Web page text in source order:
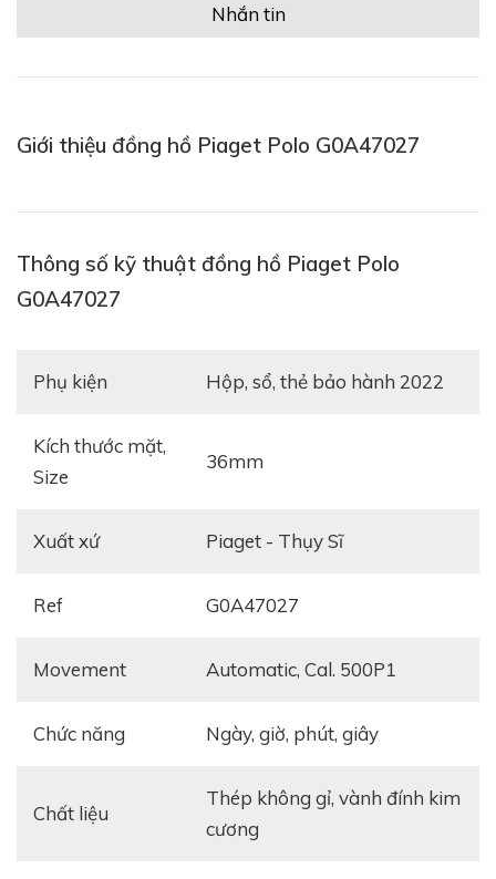
Nhắn tin
Giới thiệu đồng hồ Piaget Polo G0A47027
Thông số kỹ thuật đồng hồ Piaget Polo
G0A47027
Phụ kiện hộp, sổ, thẻ bảo hành 2022
Kích thước mặt,
Size
36mm
Xuất xứ Piaget - Thụy Sĩ
Ref G0A47027
Movement Automatic, Cal. 500P1
Chức năng ngày, giờ, phút, giây
Chất liệu
thép không gỉ, vành đính kim
cương